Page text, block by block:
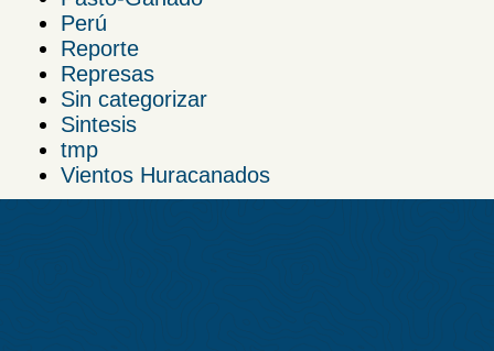
Perú
Reporte
Represas
Sin categorizar
Sintesis
tmp
Vientos Huracanados